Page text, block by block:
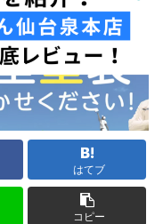
はてブ
コピー